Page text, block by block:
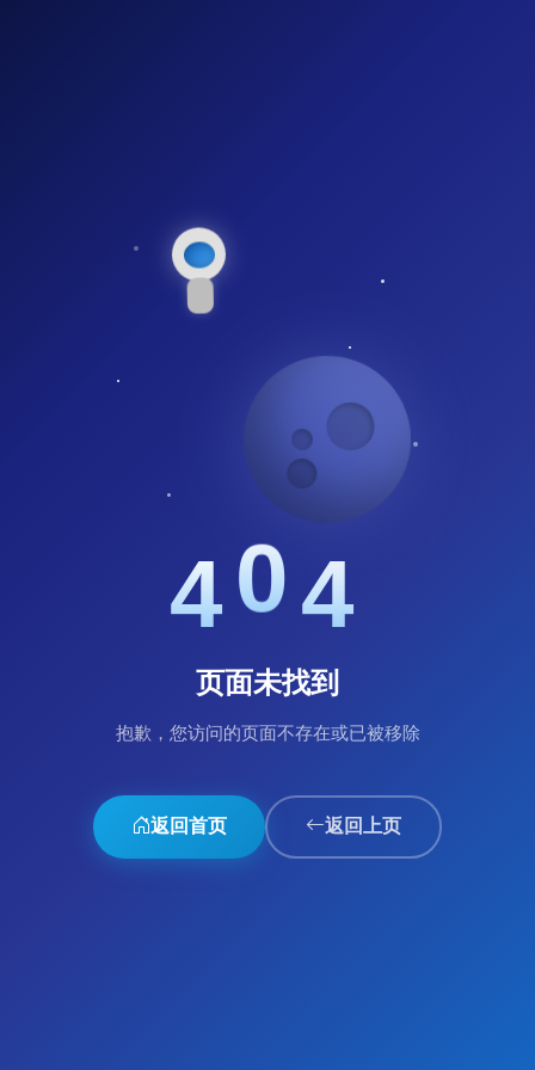
404
页面未找到
抱歉，您访问的页面不存在或已被移除
返回首页 返回上页